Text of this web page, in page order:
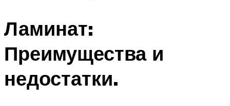
Ламинат:
Преимущества и
недостатки.